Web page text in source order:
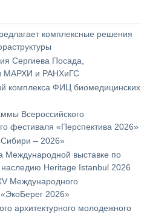
комплексные решения
Сергиева Посада,
МАРХИ и РАНХиГС
комплекса ФИЦ биомедицинских
Всероссийского
фестиваля «Перспектива 2026»
Сибири – 2026»
Международной выставке по
Heritage Istanbul 2026
Международного
2026»
архитектурного молодежного